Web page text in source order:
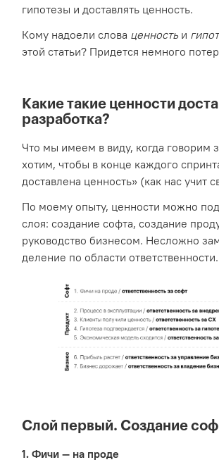
гипотезы и доставлять ценность.
Кому надоели слова ценность и
этой статьи? Придется немного
Какие такие ценности
разработка?
Что мы имеем в виду, когда говорим
хотим, чтобы в конце каждого
доставлена ценность» (как нас учит
По моему опыту, ценности можно
слоя: создание софта, создание
руководство бизнесом. Несложно
деление по области ответственности.
Слой первый. Создание
1. Фичи — на проде